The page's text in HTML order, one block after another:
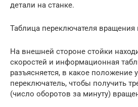
детали на станке.
Таблица переключателя
На внешней стороне стойки
скоростей и информационная
разъясняется, в какое положение
переключатель, чтобы получить
(число оборотов за минуту)